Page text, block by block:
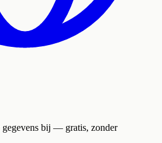
bij — gratis, zonder